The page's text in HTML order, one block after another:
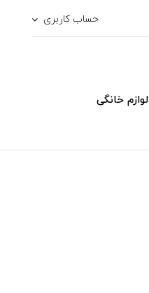
حساب کاربری
لوازم خانگی